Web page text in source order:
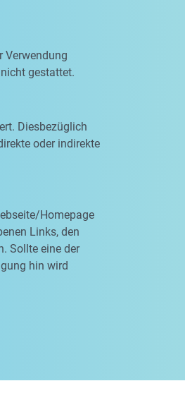
Verwendung
gestattet.
Diesbezüglich
oder indirekte
Homepage
Links, den
Sollte eine der
hin wird